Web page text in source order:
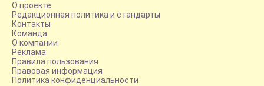
О проекте
Редакционная политика и стандарты
Контакты
Команда
О компании
Реклама
Правила пользования
Правовая информация
Политика конфиденциальности